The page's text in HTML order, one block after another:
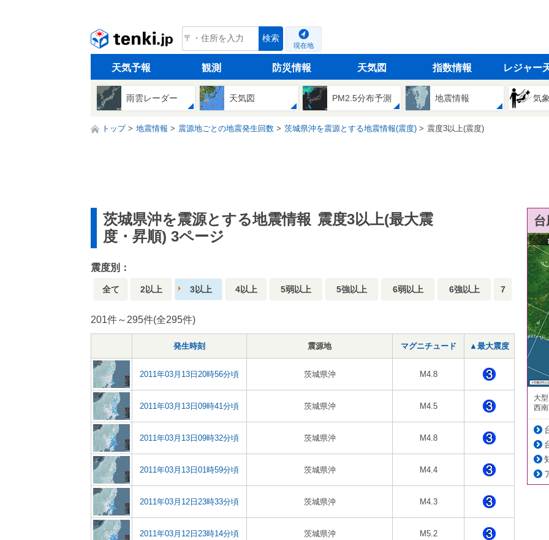
tenki.jp 検索
現在地
天気予報 観測 防災情報 天気図 指数情報 レジャー
雨雲レーダー 天気図 PM2.5分布予測 地震情報 気
トップ 地震情報 震源地ごとの地震発生回数 茨城県沖を震源とする地震情報(震度) 震度3以上(震度)
茨城県沖を震源とする地震情報 震度3以上(最大震
度・昇順) 3ページ
震度別：
全て 2以上 3以上 4以上 5弱以上 5強以上 6弱以上 6強以上 7
201件～295件(全295件)
発生時刻 震源地 マグニチュード ▲最大震度
2011年03月13日20時56分頃 茨城県沖 M4.8
2011年03月13日09時41分頃 茨城県沖 M4.5
2011年03月13日09時32分頃 茨城県沖 M4.8
2011年03月13日01時59分頃 茨城県沖 M4.4
2011年03月12日23時33分頃 茨城県沖 M4.3
2011年03月12日23時14分頃 茨城県沖 M5.2
大
西